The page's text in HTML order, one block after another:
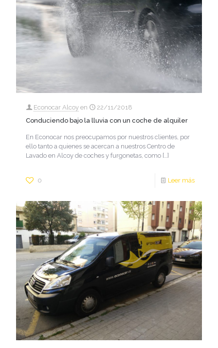
Econocar Alcoy en
22/11/2018
Conduciendo bajo la lluvia con un coche de alquiler
En Econocar nos preocupamos por nuestros clientes, por
ello tanto a quienes se acercan a nuestros Centro de
Lavado en Alcoy de coches y furgonetas, como […]
0 Leer más